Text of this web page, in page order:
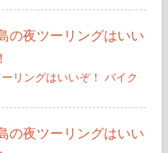
リングはいいぞ！ バイク